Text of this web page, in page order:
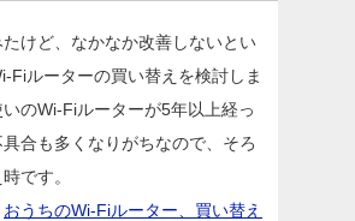
けど、なかなか改善しないとい
Fiルーターの買い替えを検討しま
いのWi-Fiルーターが5年以上経っ
合も多くなりがちなので、そろ
です。
おうちのWi-Fiルーター、買い替え